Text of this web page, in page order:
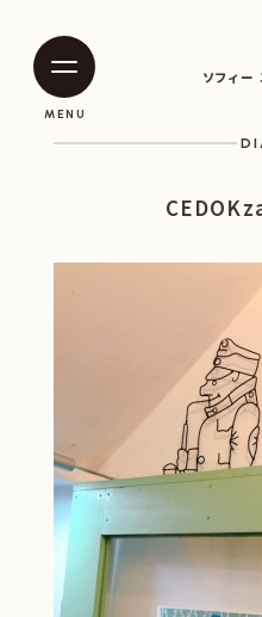
ソフィー
MENU